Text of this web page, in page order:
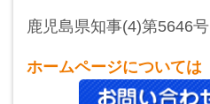
鹿児島県知事(4)第5646号
ホームページについては